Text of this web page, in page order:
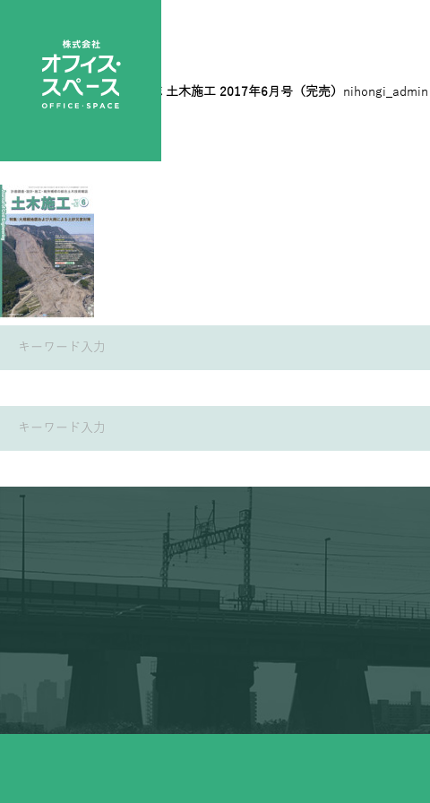
2017 06| ← 総合土木技術誌 土木施工 2017年6月号（完売） nihongi_admin